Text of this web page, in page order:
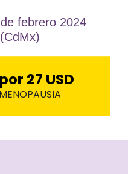
febrero 2024
27 USD